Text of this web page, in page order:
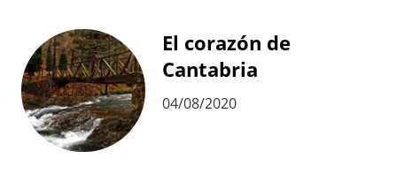
El corazón de
Cantabria
04/08/2020